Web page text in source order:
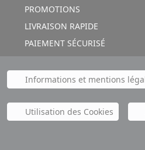
PROMOTIONS
LIVRAISON RAPIDE
PAIEMENT SÉCURISÉ
Informations et mentions
Utilisation des Cookies